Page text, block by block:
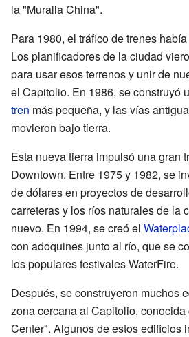
la "Muralla China".
Para 1980, el tráfico de trenes
Los planificadores de la ciudad
para usar esos terrenos y unir de
el Capitolio. En 1986, se construyó
tren más pequeña, y las vías
movieron bajo tierra.
Esta nueva tierra impulsó una gran
Downtown. Entre 1975 y 1982, se
de dólares en proyectos de
carreteras y los ríos naturales de la
nuevo. En 1994, se creó el
con adoquines junto al río, que se
los populares festivales WaterFire.
Después, se construyeron muchos
zona cercana al Capitolio,
Center". Algunos de estos edificios